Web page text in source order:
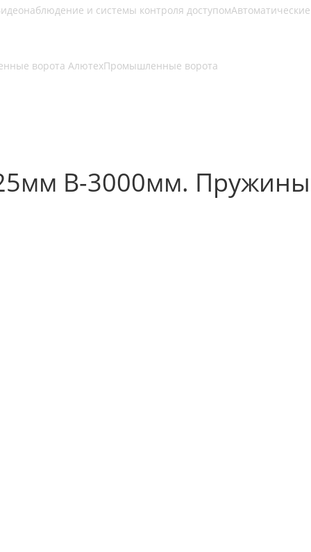
и системы контроля доступомАвтоматические
ворота АлютехПромышленные ворота
В-3000мм. Пружины